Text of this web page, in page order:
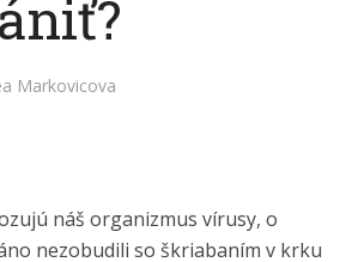
Markovicova
náš organizmus vírusy, o
nezobudili so škriabaním v krku